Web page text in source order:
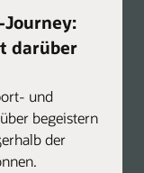
Journey:
darüber
und
begeistern
der